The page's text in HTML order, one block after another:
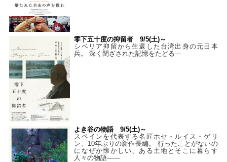
零下五十度の抑留者 9/5(土)～
シベリア抑留から生還した台湾出身の元日本
兵。 深く閉ざされた記憶をたどる—
よき谷の物語 9/5(土)～
スペインを代表する名匠ホセ・ルイス・ゲリ
ン、10年ぶりの新作長編。 行ったことがないの
になぜか懐かしい、ある土地とそこに暮らす
人々の物語――